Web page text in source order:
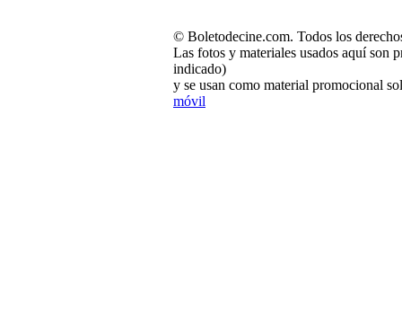
© Boletodecine.com. Todos los
Las fotos y materiales usados aquí son
indicado)
y se usan como material promocional
móvil